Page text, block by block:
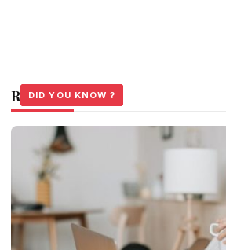
Related Stories
DID YOU KNOW ?
DID YOU KNOW ?
DID YOU KNOW ?